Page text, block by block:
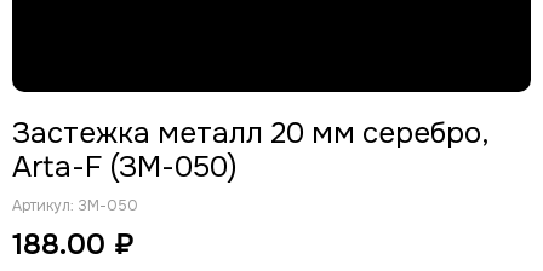
Застежка металл 20 мм серебро,
Arta-F (ЗМ-050)
Артикул: ЗМ-050
188.00 ₽